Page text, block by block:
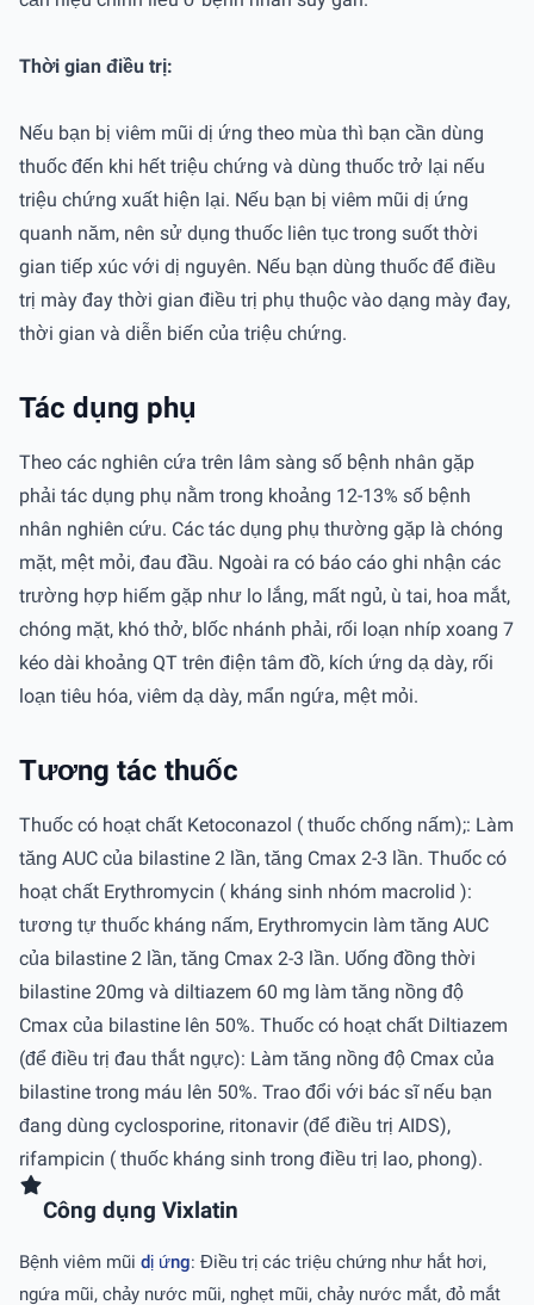
Thời gian điều trị:
Nếu bạn bị viêm mũi dị ứng theo mùa thì bạn cần dùng
thuốc đến khi hết triệu chứng và dùng thuốc trở lại nếu
triệu chứng xuất hiện lại. Nếu bạn bị viêm mũi dị ứng
quanh năm, nên sử dụng thuốc liên tục trong suốt thời
gian tiếp xúc với dị nguyên. Nếu bạn dùng thuốc để điều
trị mày đay thời gian điều trị phụ thuộc vào dạng mày đay,
thời gian và diễn biến của triệu chứng.
Tác dụng phụ
Theo các nghiên cứa trên lâm sàng số bệnh nhân gặp
phải tác dụng phụ nằm trong khoảng 12-13% số bệnh
nhân nghiên cứu. Các tác dụng phụ thường gặp là chóng
mặt, mệt mỏi, đau đầu. Ngoài ra có báo cáo ghi nhận các
trường hợp hiếm gặp như lo lắng, mất ngủ, ù tai, hoa mắt,
chóng mặt, khó thở, blốc nhánh phải, rối loạn nhíp xoang 7
kéo dài khoảng QT trên điện tâm đồ, kích ứng dạ dày, rối
loạn tiêu hóa, viêm dạ dày, mẩn ngứa, mệt mỏi.
Tương tác thuốc
Thuốc có hoạt chất Ketoconazol ( thuốc chống nấm);: Làm
tăng AUC của bilastine 2 lần, tăng Cmax 2-3 lần. Thuốc có
hoạt chất Erythromycin ( kháng sinh nhóm macrolid ):
tương tự thuốc kháng nấm, Erythromycin làm tăng AUC
của bilastine 2 lần, tăng Cmax 2-3 lần. Uống đồng thời
bilastine 20mg và diltiazem 60 mg làm tăng nồng độ
Cmax của bilastine lên 50%. Thuốc có hoạt chất Diltiazem
(để điều trị đau thắt ngực): Làm tăng nồng độ Cmax của
bilastine trong máu lên 50%. Trao đổi với bác sĩ nếu bạn
đang dùng cyclosporine, ritonavir (để điều trị AIDS),
rifampicin ( thuốc kháng sinh trong điều trị lao, phong).
Công dụng Vixlatin
Bệnh viêm mũi dị ứng: Điều trị các triệu chứng như hắt hơi,
ngứa mũi, chảy nước mũi, nghẹt mũi, chảy nước mắt, đỏ mắt